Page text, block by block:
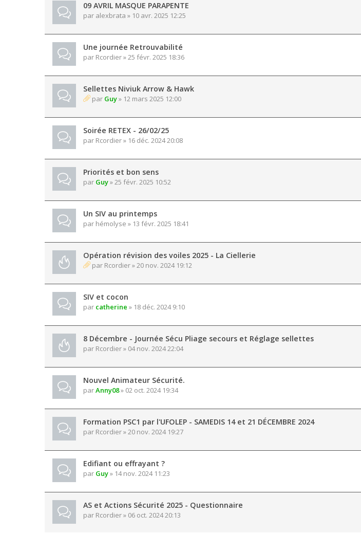
09 AVRIL MASQUE PARAPENTE
par alexbrata » 10 avr. 2025 12:25
Une journée Retrouvabilité
par Rcordier» 25 févr. 2025 18:36
Sellettes Niviuk Arrow & Hawk
par Guy» 12 mars 2025 12:00
Soirée RETEX - 26/02/25
par Rcordier» 16 déc. 2024 20:08
Priorités et bon sens
par Guy» 25 févr. 2025 10:52
Un SIV au printemps
par hémolyse » 13 févr. 2025 18:41
Opération révision des voiles 2025 - La Ciellerie
par Rcordier» 20 nov. 2024 19:12
SIV et cocon
par catherine » 18 déc. 2024 9:10
8 Décembre - Journée Sécu Pliage secours et Réglage sellettes
par Rcordier» 04 nov. 2024 22:04
Nouvel Animateur Sécurité.
parAnny08» 02 oct. 2024 19:34
Formation PSC1 par l'UFOLEP - SAMEDIS 14 et 21 DÉCEMBRE 2024
par Rcordier» 20 nov. 2024 19:27
Edifiant ou effrayant ?
par Guy» 14 nov. 2024 11:23
AS et Actions Sécurité 2025 - Questionnaire
par Rcordier» 06 oct. 2024 20:13